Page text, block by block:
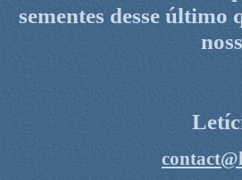
sementes desse último